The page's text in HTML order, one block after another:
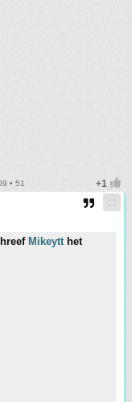
• 51
Mikeytthet